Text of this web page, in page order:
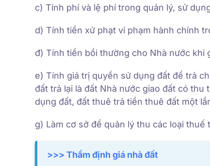
c) Tính phí và lệ phí trong quản lý, sử
d) Tính tiền xử phạt vi phạm hành chính
đ) Tính tiền bồi thường cho Nhà nước khi
e) Tính giá trị quyền sử dụng đất để trả
đất trả lại là đất Nhà nước giao đất có
dụng đất, đất thuê trả tiền thuê đất một
g) Làm cơ sở để quản lý thu các loại
>>> Thẩm định giá nhà đất